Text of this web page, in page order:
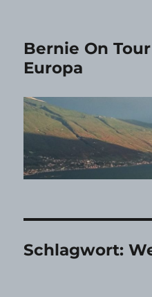
Bernie On
Europa
Schlagwort: